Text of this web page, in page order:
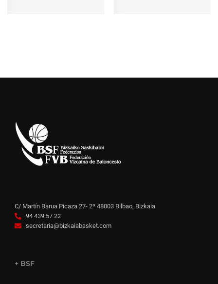
C/ Martín Barua Picaza 27- 2º 48003 Bilbao, Bizkaia
94 439 57 22
secretaria@bizkaiabasket.com
+ BSF